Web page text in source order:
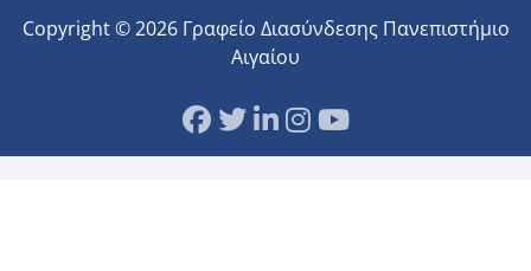
Copyright © 2026 Γραφείο Διασύνδεσης Πανεπιστήμιο
Αιγαίου